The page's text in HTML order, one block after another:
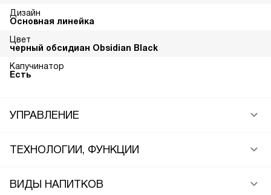
Дизайн
Основная линейка
Цвет
черный обсидиан Obsidian Black
Капучинатор
Есть
УПРАВЛЕНИЕ
ТЕХНОЛОГИИ, ФУНКЦИИ
ВИДЫ НАПИТКОВ